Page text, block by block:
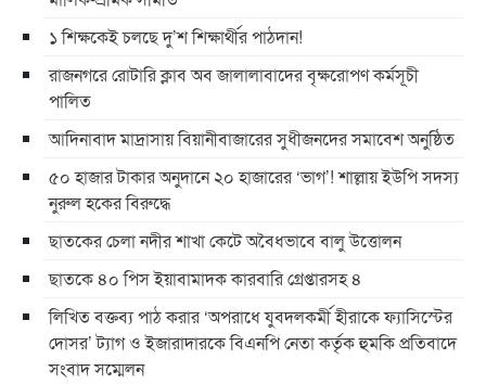
১ শিক্ষকেই চলছে দু’শ শিক্ষার্থীর পাঠদান!
রাজনগরে রোটারি ক্লাব অব জালালাবাদের বৃক্ষরোপণ কর্মসূচী
পালিত
আদিনাবাদ মাদ্রাসায় বিয়ানীবাজারের সুধীজনদের সমাবেশ অনুষ্ঠিত
৫০ হাজার টাকার অনুদানে ২০ হাজারের ‘ভাগ’! শাল্লায় ইউপি সদস্য
নুরুল হকের বিরুদ্ধে
ছাতকের চেলা নদীর শাখা কেটে অবৈধভাবে বালু উত্তোলন
ছাতকে ৪০ পিস ইয়াবামাদক কারবারি গ্রেপ্তারসহ ৪
লিখিত বক্তব্য পাঠ করার ‘অপরাধে যুবদলকর্মী হীরাকে ফ্যাসিস্টের
দোসর’ ট্যাগ ও ইজারাদারকে বিএনপি নেতা কর্তৃক হুমকি প্রতিবাদে
সংবাদ সম্মেলন